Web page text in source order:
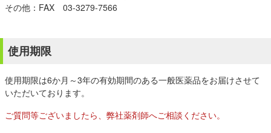
その他：FAX 03-3279-7566
使用期限
使用期限は6か月～3年の有効期間のある一般医薬品をお届けさせて
いただいております。
ご質問等ございましたら、弊社薬剤師へご相談ください。